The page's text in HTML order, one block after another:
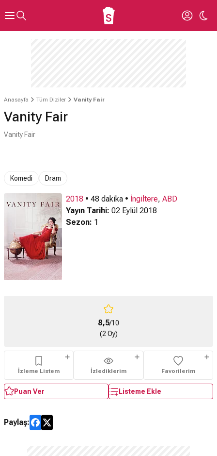
Anasayfa Tüm Diziler Vanity Fair
Vanity Fair
Vanity Fair
Komedi Dram
2018 • 48 dakika • İngiltere, ABD
Yayın Tarihi: 02 Eylül 2018
Sezon: 1
8,5/10
(2 Oy)
İzleme Listem İzlediklerim Favorilerim
Puan Ver Listeme Ekle
Paylaş: